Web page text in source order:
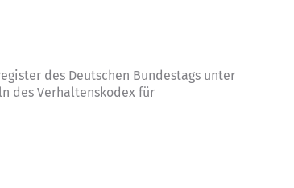
des Deutschen Bundestags unter
des Verhaltenskodex für